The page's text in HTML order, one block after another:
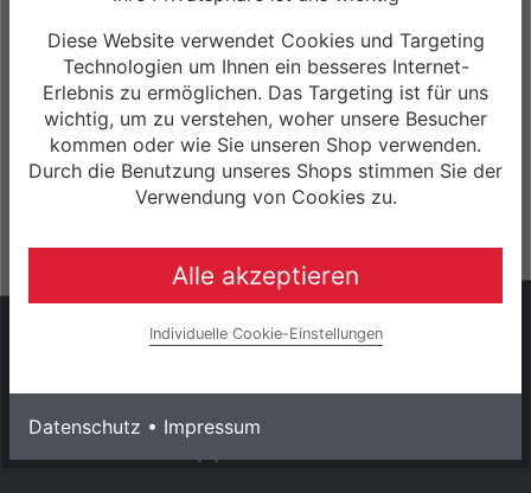
Winora iRide Pure X10 Bosch 400Wh Elektro
Trekking Bike
3.399,00 € *
0% Finanzierung möglich
ab 56,65 € / Monat
Laufzeit bis zu 60 Monaten
Mehr Informationen
HABEN SIE FRAGEN?
Diese Website verwendet Cookies und Targeting
Technologien um Ihnen ein besseres Internet-
Erlebnis zu ermöglichen. Das Targeting ist für uns
wichtig, um zu verstehen, woher unsere Besucher
kommen oder wie Sie unseren Shop verwenden.
Durch die Benutzung unseres Shops stimmen Sie der
Verwendung von Cookies zu.
Alle akzeptieren
Individuelle Cookie-Einstellungen
Datenschutz • Impressum